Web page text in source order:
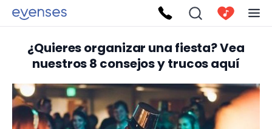
¿Quieres organizar una fiesta? Vea
nuestros 8 consejos y trucos aquí